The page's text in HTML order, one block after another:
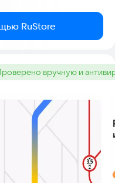
RuStore
вручную и